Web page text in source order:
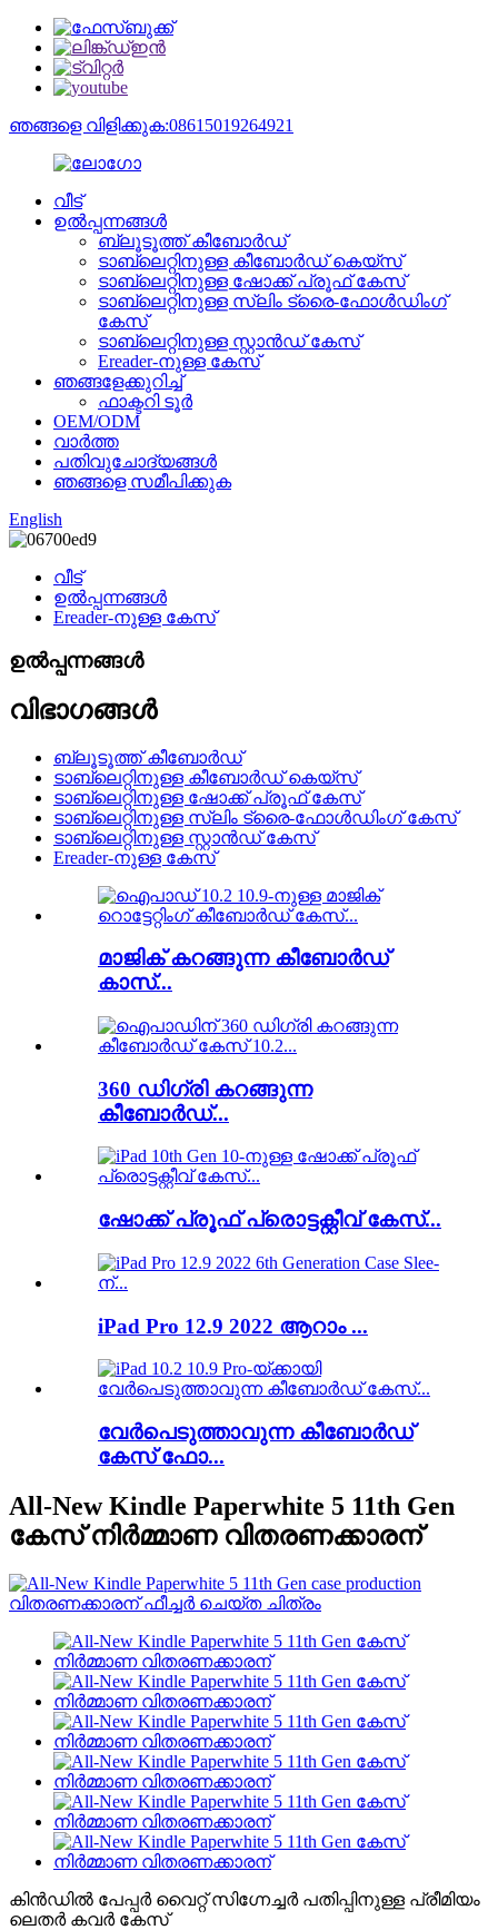
ഞങ്ങളെ വിളിക്കുക:08615019264921
വീട്
ഉൽപ്പന്നങ്ങൾ
ബ്ലൂടൂത്ത് കീബോർഡ്
ടാബ്‌ലെറ്റിനുള്ള കീബോർഡ് കെയ്‌സ്
ടാബ്‌ലെറ്റിനുള്ള ഷോക്ക് പ്രൂഫ് കേസ്
ടാബ്‌ലെറ്റിനുള്ള സ്ലിം ട്രൈ-ഫോൾഡിംഗ്
കേസ്
ടാബ്‌ലെറ്റിനുള്ള സ്റ്റാൻഡ് കേസ്
Ereader-നുള്ള കേസ്
ഞങ്ങളേക്കുറിച്ച്
ഫാക്ടറി ടൂർ
OEM/ODM
വാർത്ത
പതിവുചോദ്യങ്ങൾ
ഞങ്ങളെ സമീപിക്കുക
English
വീട്
ഉൽപ്പന്നങ്ങൾ
Ereader-നുള്ള കേസ്
ഉൽപ്പന്നങ്ങൾ
വിഭാഗങ്ങൾ
ബ്ലൂടൂത്ത് കീബോർഡ്
ടാബ്‌ലെറ്റിനുള്ള കീബോർഡ് കെയ്‌സ്
ടാബ്‌ലെറ്റിനുള്ള ഷോക്ക് പ്രൂഫ് കേസ്
ടാബ്‌ലെറ്റിനുള്ള സ്ലിം ട്രൈ-ഫോൾഡിംഗ് കേസ്
ടാബ്‌ലെറ്റിനുള്ള സ്റ്റാൻഡ് കേസ്
Ereader-നുള്ള കേസ്
മാജിക് കറങ്ങുന്ന കീബോർഡ്
കാസ്...
360 ഡിഗ്രി കറങ്ങുന്ന
കീബോർഡ്...
ഷോക്ക് പ്രൂഫ് പ്രൊട്ടക്റ്റീവ് കേസ്...
iPad Pro 12.9 2022 ആറാം ...
വേർപെടുത്താവുന്ന കീബോർഡ്
കേസ് ഫോ...
All-New Kindle Paperwhite 5 11th Gen
കേസ് നിർമ്മാണ വിതരണക്കാരന്
കിൻഡിൽ പേപ്പർ വൈറ്റ് സിഗ്നേച്ചർ പതിപ്പിനുള്ള പ്രീമിയം
ലെതർ കവർ കേസ്